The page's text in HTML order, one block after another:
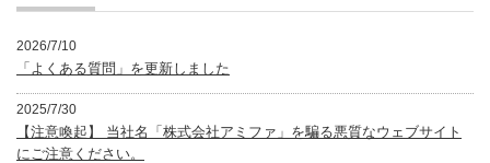
2026/7/10
「よくある質問」を更新しました
2025/7/30
【注意喚起】 当社名「株式会社アミファ」を騙る悪質なウェブサイト
にご注意ください。